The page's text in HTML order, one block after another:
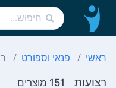
ראשי פנאי וספורט
רצועות 151 מוצרים